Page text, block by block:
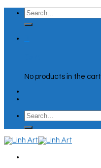
Skip
content
Search
for:
No products in the cart.
Search
for: